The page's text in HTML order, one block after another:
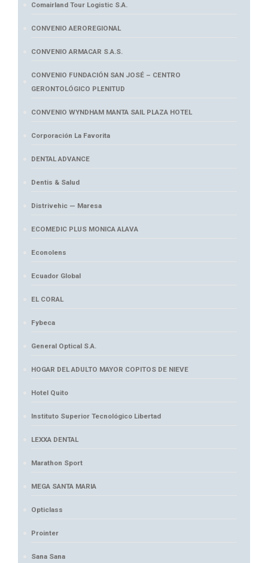
Comairland Tour Logistic S.A.
CONVENIO AEROREGIONAL
CONVENIO ARMACAR S.A.S.
CONVENIO FUNDACIÓN SAN JOSÉ – CENTRO
GERONTOLÓGICO PLENITUD
CONVENIO WYNDHAM MANTA SAIL PLAZA HOTEL
Corporación La Favorita
DENTAL ADVANCE
Dentis & Salud
Distrivehic — Maresa
ECOMEDIC PLUS MONICA ALAVA
Econolens
Ecuador Global
EL CORAL
Fybeca
General Optical S.A.
HOGAR DEL ADULTO MAYOR COPITOS DE NIEVE
Hotel Quito
Instituto Superior Tecnológico Libertad
LEXXA DENTAL
Marathon Sport
MEGA SANTA MARIA
Opticlass
Prointer
Sana Sana